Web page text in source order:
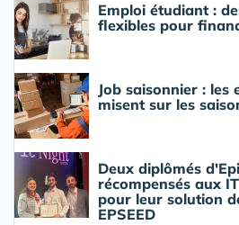
Emploi étudiant :
flexibles pour
Job saisonnier : les
misent sur les
Deux diplômés
récompensés aux
pour leur solution
EPSEED